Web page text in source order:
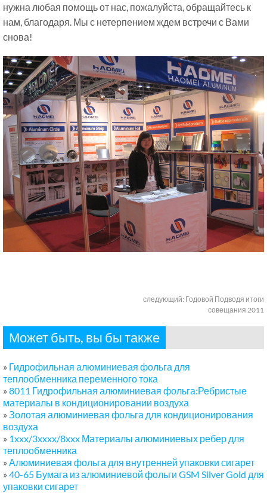
нужна любая помощь от нас, пожалуйста, обращайтесь к
нам, благодаря. Мы с нетерпением ждем встречи с Вами
снова!
следующий: Годовой Подводя итоги
совещания 2011
Может быть, вы бы также
» Гидрофильная алюминиевая фольга для
теплообменника переменного тока
» 8011 Гидрофильная алюминиевая фольга:Ребристые
материалы в кондиционировании воздуха
» Золотая алюминиевая фольга для кондиционирования
воздуха
» 1xxx/3xxxx/8xxx Материалы алюминиевых ребер для
теплообменника
» Алюминиевая фольга для внутренней упаковки сигарет
» 40-65 Бумага из алюминиевой фольги GSM Silver Gold для
упаковки сигарет